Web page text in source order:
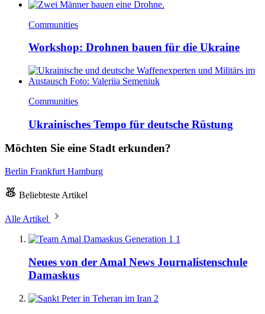
Communities
Workshop: Drohnen bauen für die Ukraine
Communities
Ukrainisches Tempo für deutsche Rüstung
Möchten Sie eine Stadt erkunden?
Berlin Frankfurt Hamburg
Beliebteste Artikel
Alle Artikel
1
Neues von der Amal News Journalistenschule
Damaskus
2